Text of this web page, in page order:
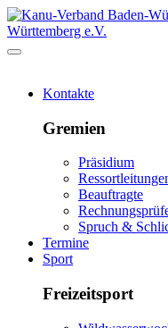
Württemberg e.V.
Kontakte
Gremien
Präsidium
Beauftragte
Spruch &
Termine
Sport
Freizeitsport